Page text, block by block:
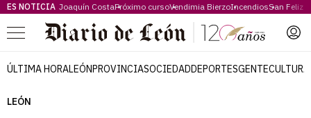
ES NOTICIA Joaquín CostaPróximo cursoVendimia BierzoIncendiosSan Feliz
Menú
ÚLTIMA HORALEÓNPROVINCIASOCIEDADDEPORTESGENTECULTURA
LEÓN